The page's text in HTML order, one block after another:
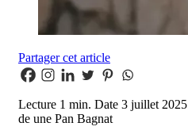
Partager cet article
Lecture 1 min. Date 3 juillet 2025
de une Pan Bagnat